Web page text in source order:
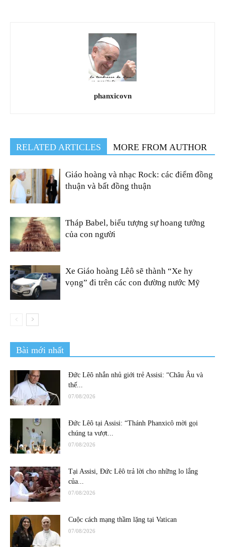
phanxicovn
RELATED ARTICLES MORE FROM AUTHOR
Giáo hoàng và nhạc Rock: các điểm đồng
thuận và bất đồng thuận
Tháp Babel, biểu tượng sự hoang tưởng
của con người
Xe Giáo hoàng Lêô sẽ thành “Xe hy
vọng” đi trên các con đường nước Mỹ
Bài mới nhất
Đức Lêô nhắn nhủ giới trẻ Assisi: “Châu Âu và
thế...
07/08/2026
Đức Lêô tại Assisi: “Thánh Phanxicô mời gọi
chúng ta vượt...
07/08/2026
Tại Assisi, Đức Lêô trả lời cho những lo lắng
của...
07/08/2026
Cuộc cách mạng thầm lặng tại Vatican
07/08/2026